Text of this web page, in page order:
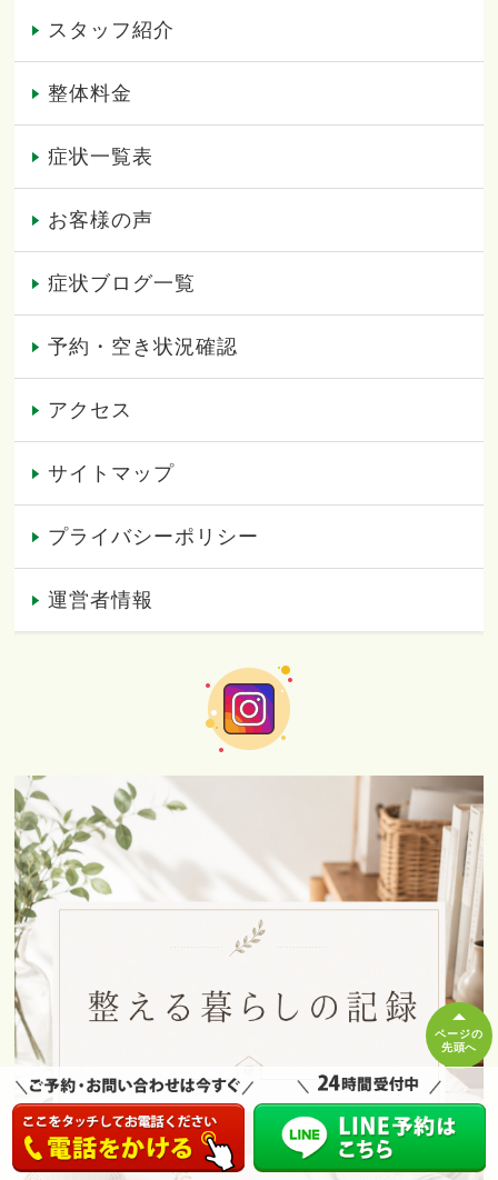
スタッフ紹介
整体料金
症状一覧表
お客様の声
症状ブログ一覧
予約・空き状況確認
アクセス
サイトマップ
プライバシーポリシー
運営者情報
ページの
先頭へ